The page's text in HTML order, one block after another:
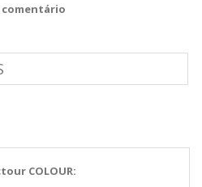
comentário
COLOUR: